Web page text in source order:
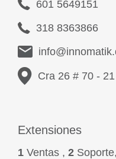
601 5649151
318 8363866
Cra 26 # 70 -
Extensiones
1 Ventas , 2 Soporte,